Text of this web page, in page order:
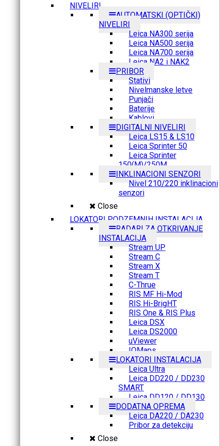
NIVELIRI
AUTOMATSKI (OPTIČKI)
NIVELIRI
Leica NA300 serija
Leica NA500 serija
Leica NA700 serija
Leica NA2 i NAK2
PRIBOR
Stativi
Nivelmanske letve
Punjači
Baterije
Kablovi
DIGITALNI NIVELIRI
Leica LS15 & LS10
Leica Sprinter 50
Leica Sprinter
150(M)/250M
INKLINACIONI SENZORI
Nivel 210/220 inklinacioni
senzori
Close
LOKATORI PODZEMNIH INSTALACIJA
RADARI ZA OTKRIVANJE
INSTALACIJA
Stream UP
Stream C
Stream X
Stream T
C-Thrue
RIS MF Hi-Mod
RIS Hi-BrigHT
RIS One & RIS Plus
Leica DSX
Leica DS2000
uViewer
IQMaps
LOKATORI INSTALACIJA
Leica Ultra
Leica DD220 / DD230
SMART
Leica DD120 / DD130
DODATNA OPREMA
Leica DA220 / DA230
Pribor za detekciju
Close